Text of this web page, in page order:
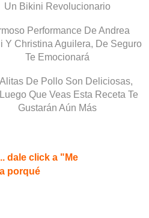
Un Bikini Revolucionario
Performance De Andrea
Y Christina Aguilera, De Seguro
Te Emocionará
De Pollo Son Deliciosas,
Que Veas Esta Receta Te
Gustarán Aún Más
dale click a "Me
porqué